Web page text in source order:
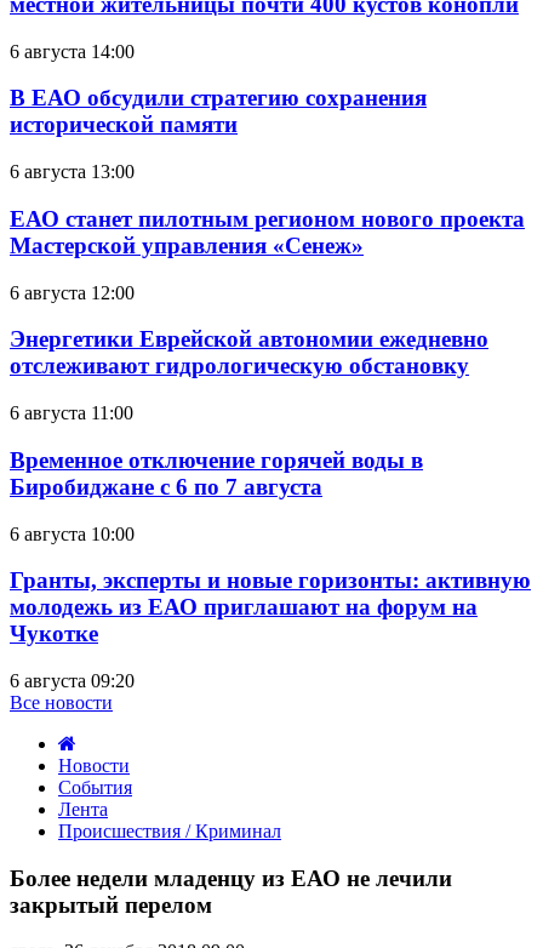
6 августа 14:00
В ЕАО обсудили стратегию сохранения
исторической памяти
6 августа 13:00
ЕАО станет пилотным регионом нового проекта
Мастерской управления «Сенеж»
6 августа 12:00
Энергетики Еврейской автономии ежедневно
отслеживают гидрологическую обстановку
6 августа 11:00
Временное отключение горячей воды в
Биробиджане с 6 по 7 августа
6 августа 10:00
Гранты, эксперты и новые горизонты: активную
молодежь из ЕАО приглашают на форум на
Чукотке
6 августа 09:20
Все новости
Новости
События
Лента
Происшествия / Криминал
недели
младенцу
из
Более недели младенцу из ЕАО не лечили
закрытый перелом